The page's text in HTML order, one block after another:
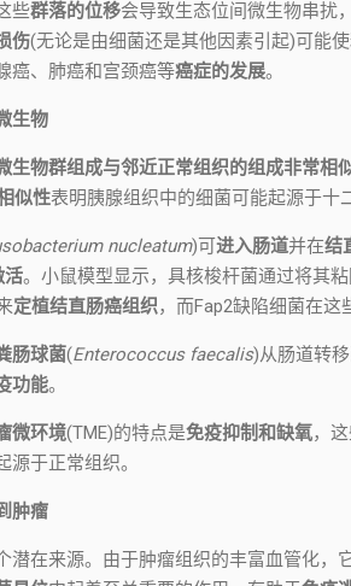
些群落的位移会导致生态位间微生物串扰
伤(无论是由细菌还是其他因素引起)可能
癌、肺癌和宫颈癌等癌症的发展。
生物
生物群组成与邻近正常组织的组成非常相
似性表明胰腺组织中的细菌可能起源于十
nucleatum)可进入肠道并在结
活。小鼠模型显示，具核梭杆菌通过将其
定植结直肠癌组织，而Fap2缺陷细菌在这
肠球菌(Enterococcus faecalis)从肠道转移
功能。
微环境(TME)的特点是免疫抑制和缺氧，
于正常组织。
肿瘤
潜在来源。由于肿瘤组织的丰富血管化，